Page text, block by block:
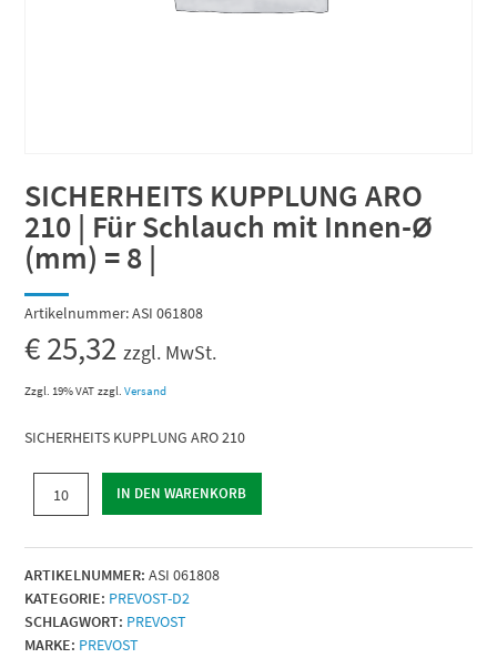
SICHERHEITS KUPPLUNG ARO
210 | Für Schlauch mit Innen-Ø
(mm) = 8 |
Artikelnummer:ASI 061808
€25,32 zzgl. MwSt.
Zzgl. 19% VAT zzgl.Versand
SICHERHEITS KUPPLUNG ARO 210
KUPPLUNG
210
|
Für
Schlauch
mit
IN DEN WARENKORB
ARTIKELNUMMER: ASI 061808
KATEGORIE: PREVOST-D2
SCHLAGWORT: PREVOST
MARKE: PREVOST